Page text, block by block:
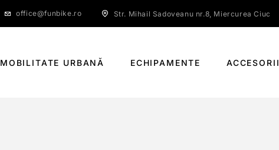
office@funbike.ro Str. Mihail Sadoveanu nr.8, Miercurea Ciuc
MOBILITATE URBANĂ ECHIPAMENTE ACCESORII